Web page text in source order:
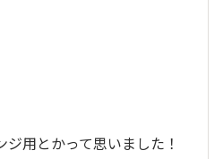
用とかって思いました！